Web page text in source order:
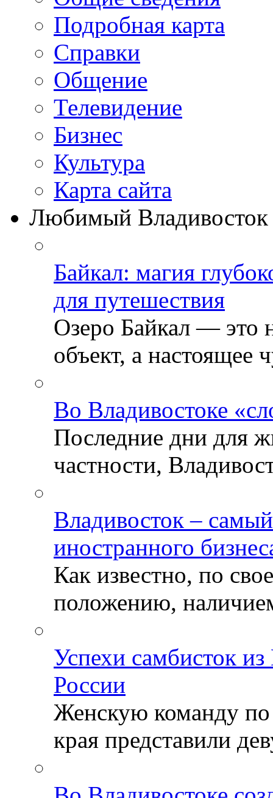
Подробная карта
Справки
Общение
Телевидение
Бизнеc
Культура
Карта сайта
Любимый Владивосток
Байкал: магия
для путешествия
Озеро Байкал — это
объект, а настоящее
Во Владивостоке
Последние дни для
частности,
Владивосток –
иностранного
Как известно, по
положению,
Успехи самбисток
России
Женскую команду
края представили